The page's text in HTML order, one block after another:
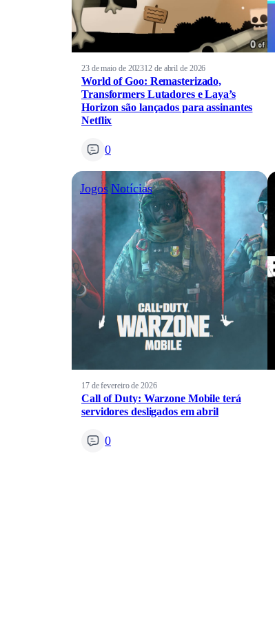
23 de maio de 202312 de abril de 2026
World of Goo: Remasterizado,
Transformers Lutadores e Laya’s
Horizon são lançados para assinantes
Netflix
0
Jogos Notícias
17 de fevereiro de 2026
Call of Duty: Warzone Mobile terá
servidores desligados em abril
0